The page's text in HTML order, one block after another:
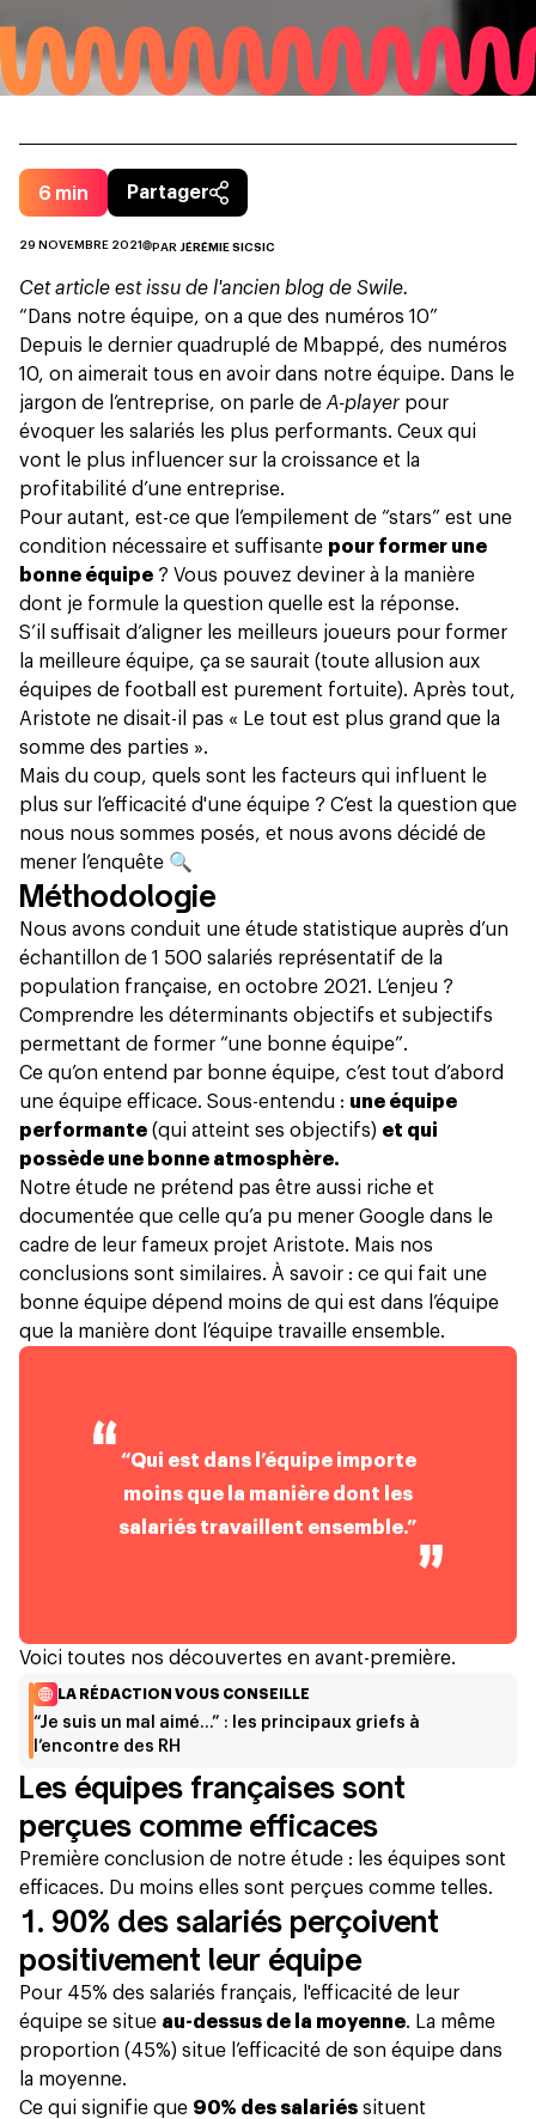
6 min Partager
29 NOVEMBRE 2021 PAR JÉRÉMIE SICSIC
Cet article est issu de l'ancien blog de Swile.
“Dans notre équipe, on a que des numéros 10”
Depuis le dernier quadruplé de Mbappé, des numéros
10, on aimerait tous en avoir dans notre équipe. Dans le
jargon de l’entreprise, on parle de A-player pour
évoquer les salariés les plus performants. Ceux qui
vont le plus influencer sur la croissance et la
profitabilité d’une entreprise.
Pour autant, est-ce que l’empilement de “stars” est une
condition nécessaire et suffisante pour former une
bonne équipe ? Vous pouvez deviner à la manière
dont je formule la question quelle est la réponse.
S’il suffisait d’aligner les meilleurs joueurs pour former
la meilleure équipe, ça se saurait (toute allusion aux
équipes de football est purement fortuite). Après tout,
Aristote ne disait-il pas « Le tout est plus grand que la
somme des parties ».
Mais du coup, quels sont les facteurs qui influent le
plus sur l’efficacité d'une équipe ? C’est la question que
nous nous sommes posés, et nous avons décidé de
mener l’enquête 🔍
Méthodologie
Nous avons conduit une étude statistique auprès d’un
échantillon de 1 500 salariés représentatif de la
population française, en octobre 2021. L’enjeu ?
Comprendre les déterminants objectifs et subjectifs
permettant de former “une bonne équipe”.
Ce qu’on entend par bonne équipe, c’est tout d’abord
une équipe efficace. Sous-entendu : une équipe
performante (qui atteint ses objectifs) et qui
possède une bonne atmosphère.
Notre étude ne prétend pas être aussi riche et
documentée que celle qu’a pu mener Google dans le
cadre de leur fameux projet Aristote. Mais nos
conclusions sont similaires. À savoir : ce qui fait une
bonne équipe dépend moins de qui est dans l’équipe
que la manière dont l’équipe travaille ensemble.
“Qui est dans l’équipe importe
moins que la manière dont les
salariés travaillent ensemble.”
Voici toutes nos découvertes en avant-première.
LA RÉDACTION VOUS CONSEILLE
“Je suis un mal aimé…” : les principaux griefs à
l’encontre des RH
Les équipes françaises sont
perçues comme efficaces
Première conclusion de notre étude : les équipes sont
efficaces. Du moins elles sont perçues comme telles.
1. 90% des salariés perçoivent
positivement leur équipe
Pour 45% des salariés français, l'efficacité de leur
équipe se situe au-dessus de la moyenne. La même
proportion (45%) situe l’efficacité de son équipe dans
la moyenne.
Ce qui signifie que 90% des salariés situent